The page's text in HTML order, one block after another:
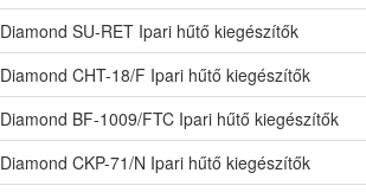
Diamond SU-RET Ipari hűtő kiegészítők
Diamond CHT-18/F Ipari hűtő kiegészítők
Diamond BF-1009/FTC Ipari hűtő kiegészítők
Diamond CKP-71/N Ipari hűtő kiegészítők